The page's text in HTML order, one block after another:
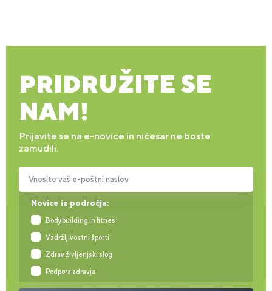
PRIDRUŽITE SE
NAM!
Prijavite se na e-novice in ničesar ne boste
zamudili.
Novice iz področja:
Bodybuilding in fitnes
Vzdržljivostni športi
Zdrav življenjski slog
Podpora zdravja
Vnesite vaš e-poštni naslov